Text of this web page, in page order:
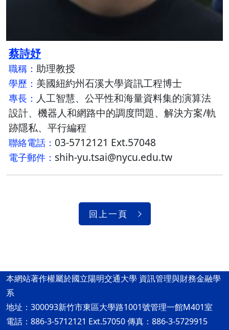
蔡詩妤
職稱： 助理教授
學歷： 美國紐約州石溪大學資訊工程博士
專長： 人工智慧、公平性和海量資料集的演算法
設計、機器人和網路中的調度問題、解決方案/軌
跡隱私、平行編程
聯絡電話： 03-5712121 Ext.57048
電子郵件： shih-yu.tsai@nycu.edu.tw
回上一頁
本網站著作權屬於國立陽明交通大學 資訊管理與財務金融學
系
地址：300093新竹市東區大學路1001號管理一館M401室
電話：886-3-5712121 Ext.57050 傳真：886-3-5729915